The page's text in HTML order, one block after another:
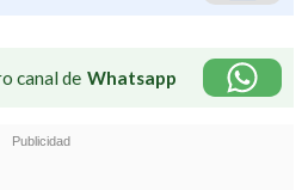
canal de Whatsapp